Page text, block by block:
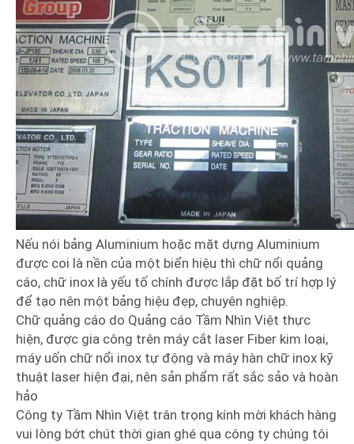
Nếu nói bảng Aluminium hoặc mặt dựng Aluminium
được coi là nền của một biển hiệu thì chữ nổi quảng
cáo, chữ inox là yếu tố chính được lắp đặt bố trí hợp lý
để tạo nên một bảng hiệu đẹp, chuyên nghiệp.
Chữ quảng cáo do Quảng cáo Tầm Nhìn Việt thực
hiện, được gia công trên máy cắt laser Fiber kim loại,
máy uốn chữ nổi inox tự động và máy hàn chữ inox kỹ
thuật laser hiện đại, nên sản phẩm rất sắc sảo và hoàn
hảo
Công ty Tầm Nhìn Việt trân trọng kính mời khách hàng
vui lòng bớt chút thời gian ghé qua công ty chúng tôi